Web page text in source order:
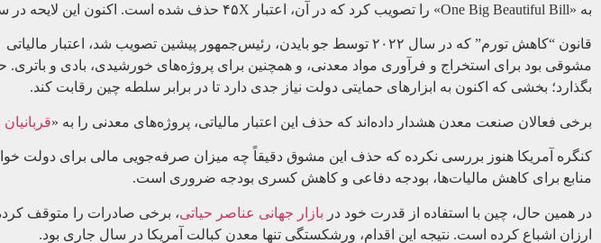
به «One Big Beautiful Bill» را تصویب کرد که در آن، اعتبار ۴۵X حذف شده است. اکنون این لایحه در سنای آمریکا در حال بررسی است.
مشوقی بود برای استخراج و فرآوری مواد معدنی، و همچنین برای پروژه‌های خورشیدی، بادی و
بگذارد؛ بخشی که اکنون به ابزارهای حمایتی دولت نیاز جدی دارد تا در برابر سلطه چین رقابت کند.
برخی فعالان صنعت معدن هشدار داده‌اند که حذف این اعتبار مالیاتی، پروژه‌های معدنی را به «
کنگره آمریکا هنوز بررسی نکرده که حذف این مشوق دقیقاً چه میزان صرفه‌جویی مالی برای دولت
منابع برای کاهش مالیات‌ها، بودجه دفاعی و کاهش کسری بودجه ضروری است.
در همین حال، چین با استفاده از قدرت خود در بازار جهانی عناصر حیاتی، برخی صادرات را متوقف کرده
ارزان اشباع کرده است. نتیجه این اقدام، ورشکستگی تنها معدن کبالت آمریکا در سال جاری بود.